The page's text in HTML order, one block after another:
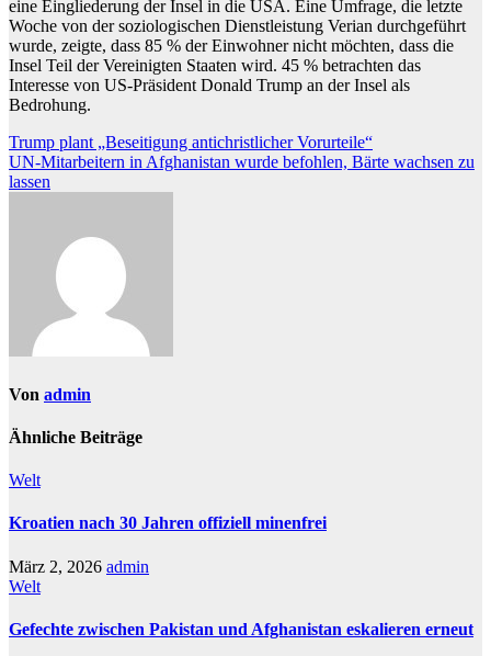
eine Eingliederung der Insel in die USA. Eine Umfrage, die letzte
Woche von der soziologischen Dienstleistung Verian durchgeführt
wurde, zeigte, dass 85 % der Einwohner nicht möchten, dass die
Insel Teil der Vereinigten Staaten wird. 45 % betrachten das
Interesse von US-Präsident Donald Trump an der Insel als
Bedrohung.
Beitragsnavigation
Trump plant „Beseitigung antichristlicher Vorurteile“
UN-Mitarbeitern in Afghanistan wurde befohlen, Bärte wachsen zu
lassen
Von admin
Ähnliche Beiträge
Welt
Kroatien nach 30 Jahren offiziell minenfrei
März 2, 2026 admin
Welt
Gefechte zwischen Pakistan und Afghanistan eskalieren erneut